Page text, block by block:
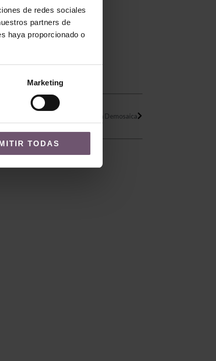
de redes sociales
partners de
haya proporcionado o
Marketing
TODAS
Nuevos azulejos pintados a mano en Demosaica